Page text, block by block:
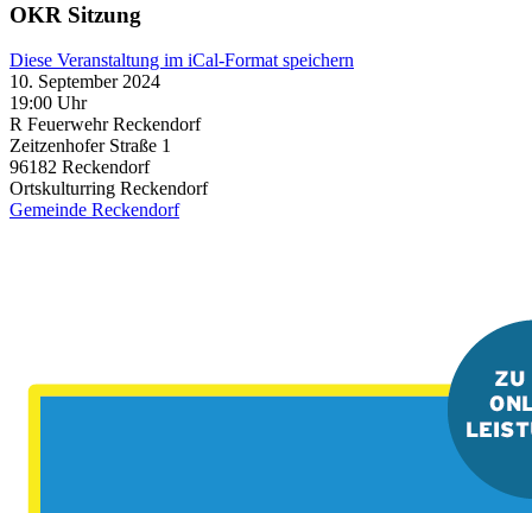
OKR Sitzung
Diese Veranstaltung im iCal-Format speichern
10. September 2024
19:00 Uhr
R Feuerwehr Reckendorf
Zeitzenhofer Straße 1
96182 Reckendorf
Ortskulturring Reckendorf
Gemeinde Reckendorf